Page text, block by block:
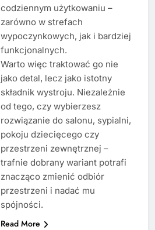
codziennym użytkowaniu –
zarówno w strefach
wypoczynkowych, jak i bardziej
funkcjonalnych.
Warto więc traktować go nie
jako detal, lecz jako istotny
składnik wystroju. Niezależnie
od tego, czy wybierzesz
rozwiązanie do salonu, sypialni,
pokoju dziecięcego czy
przestrzeni zewnętrznej –
trafnie dobrany wariant potrafi
znacząco zmienić odbiór
przestrzeni i nadać mu
spójności.
Read More